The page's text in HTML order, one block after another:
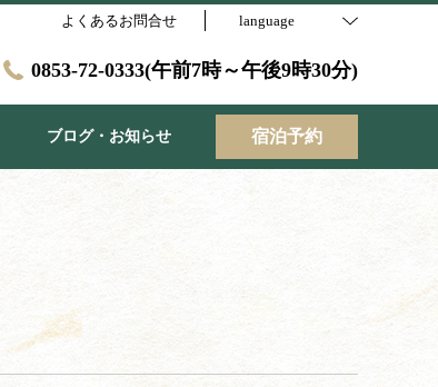
よくあるお問合せ language
0853-72-0333(午前7時～午後9時30分)
ブログ・お知らせ 宿泊予約